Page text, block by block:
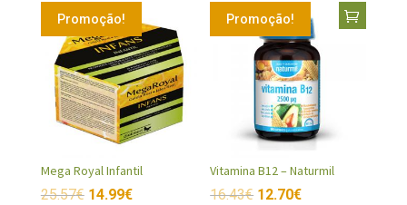
Promoção!
Mega Royal Infantil
25.57€ 14.99€
Promoção!
Vitamina B12 – Naturmil
16.43€ 12.70€